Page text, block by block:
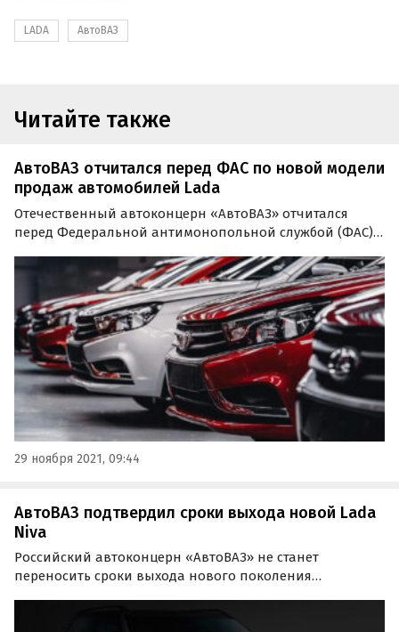
LADA АвтоВАЗ
Читайте также
АвтоВАЗ отчитался перед ФАС по новой модели
продаж автомобилей Lada
Отечественный автоконцерн «АвтоВАЗ» отчитался
перед Федеральной антимонопольной службой (ФАС)
с навязанным допоборудованием. Об этом сообщают
«Автоновости дня» со ссылкой на пресс-службу ФАС.
29 ноября 2021, 09:44
АвтоВАЗ подтвердил сроки выхода новой Lada
Niva
Российский автоконцерн «АвтоВАЗ» не станет
переносить сроки выхода нового поколения